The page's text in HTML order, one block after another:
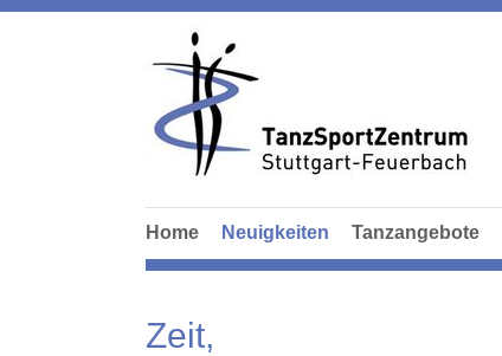
Home Neuigkeiten Tanzangebote
Zeit,